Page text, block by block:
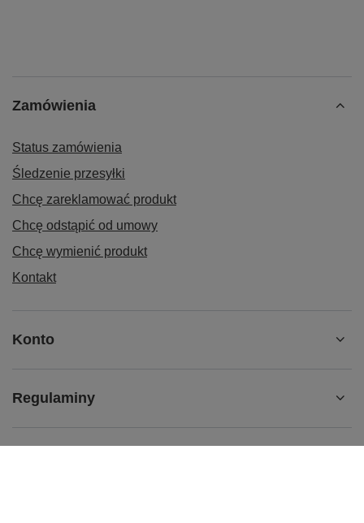
Zamówienia
Status zamówienia
Śledzenie przesyłki
Chcę zareklamować produkt
Chcę odstąpić od umowy
Chcę wymienić produkt
Kontakt
Konto
Regulaminy